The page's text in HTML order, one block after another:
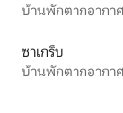
บ้านพักตากอากาศ
ซาเกร็บ
บ้านพักตากอากาศ